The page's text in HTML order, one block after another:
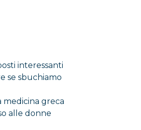
interessanti
se sbuchiamo
greca
alle donne